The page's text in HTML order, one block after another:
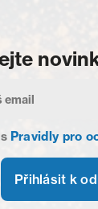
Pravidly pro
Přihlásit k